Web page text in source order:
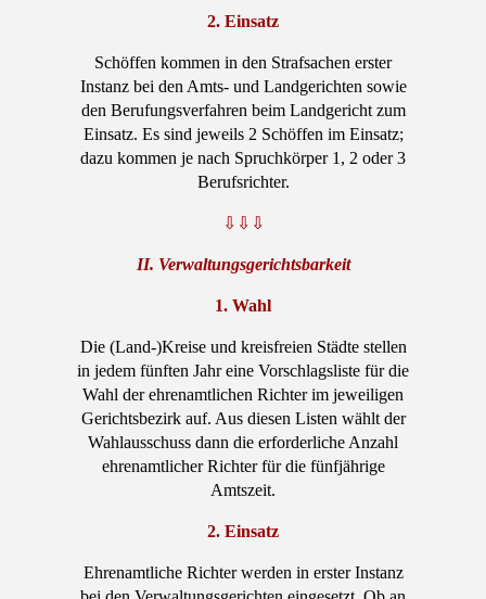
2. Einsatz
Schöffen kommen in den Strafsachen erster
Instanz bei den Amts- und Landgerichten sowie
den Berufungsverfahren beim Landgericht zum
Einsatz. Es sind jeweils 2 Schöffen im Einsatz;
dazu kommen je nach Spruchkörper 1, 2 oder 3
Berufsrichter.
⇩⇩⇩
II. Verwaltungsgerichtsbarkeit
1. Wahl
Die (Land-)Kreise und kreisfreien Städte stellen
in jedem fünften Jahr eine Vorschlagsliste für die
Wahl der ehrenamtlichen Richter im jeweiligen
Gerichtsbezirk auf. Aus diesen Listen wählt der
Wahlausschuss dann die erforderliche Anzahl
ehrenamtlicher Richter für die fünfjährige
Amtszeit.
2. Einsatz
Ehrenamtliche Richter werden in erster Instanz